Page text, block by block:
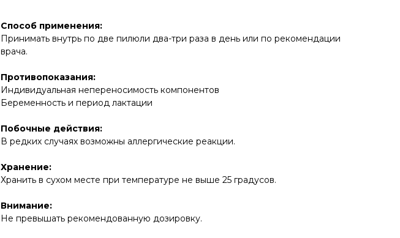
Способ применения:
Принимать внутрь по две пилюли два-три раза в день или по рекомендации
врача.
Противопоказания:
Индивидуальная непереносимость компонентов
Беременность и период лактации
Побочные действия:
В редких случаях возможны аллергические реакции.
Хранение:
Хранить в сухом месте при температуре не выше 25 градусов.
Внимание:
Не превышать рекомендованную дозировку.